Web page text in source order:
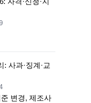
사과·징계·교
변경, 제조사